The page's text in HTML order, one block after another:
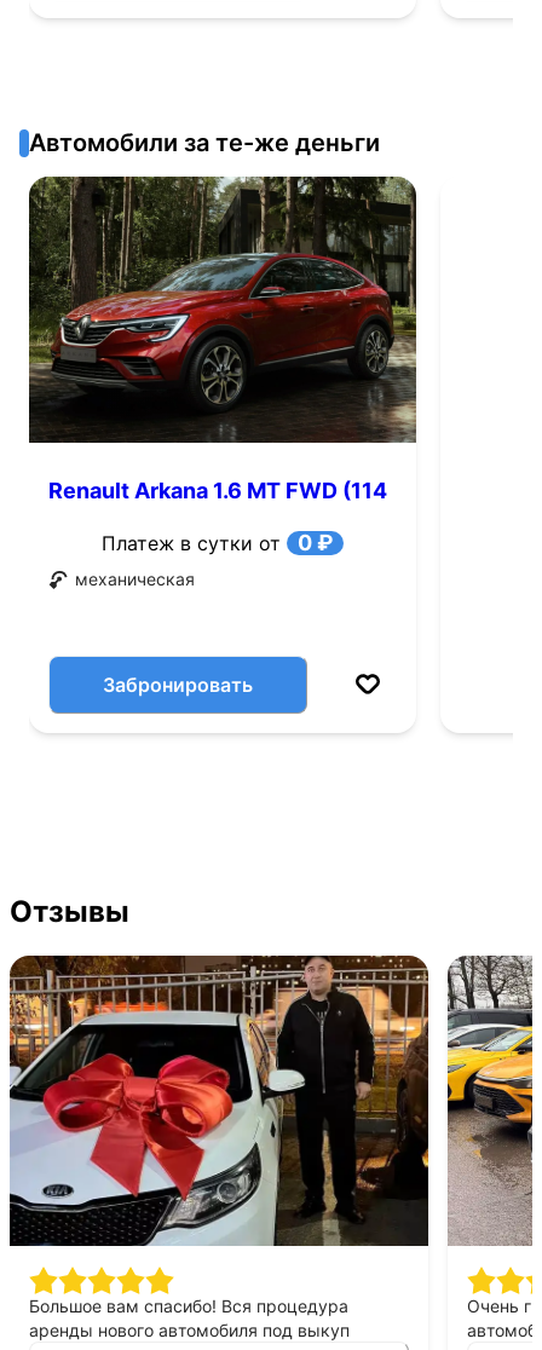
Автомобили за те-же деньги
Renault Arkana 1.6 MT FWD (114
Платеж в сутки от 0 ₽
механическая
Забронировать
Отзывы
Большое вам спасибо! Вся процедура
аренды нового автомобиля под выкуп
Очень